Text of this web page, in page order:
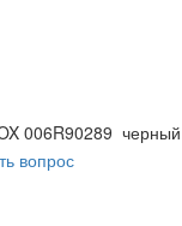
006R90289
вопрос